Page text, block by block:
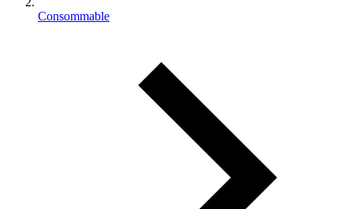
Consommable